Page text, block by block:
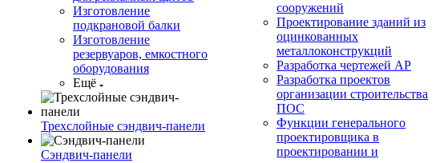
Изготовление
подкрановой балки
Изготовление
резервуаров, емкостного
оборудования
Ещё
Трехслойные сэндвич-панели
Сэндвич-панели
сооружений
Проектирование зданий из
оцинкованных
металлоконструкций
Разработка чертежей АР
Разработка проектов
организации строительства
ПОС
Функции генерального
проектировщика в
проектировании и